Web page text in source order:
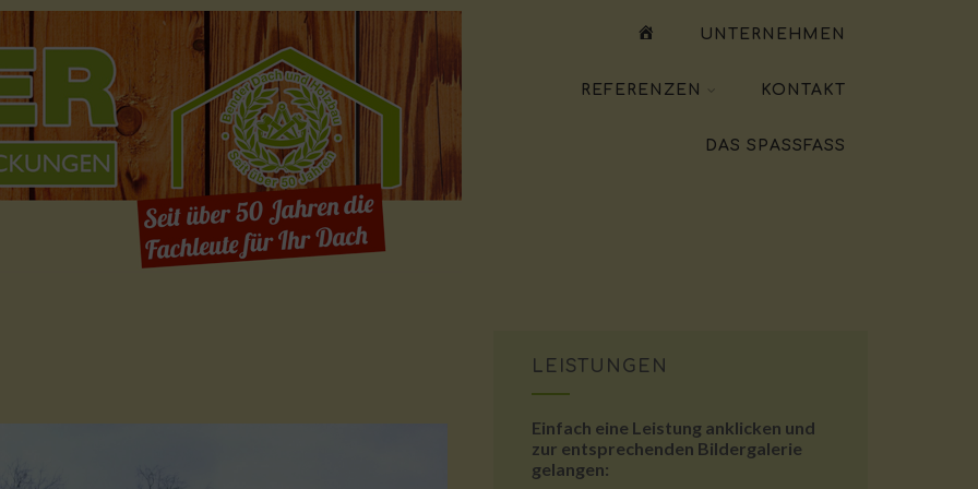
WILLKOMMEN
UNTERNEHMEN
REFERENZEN KONTAKT
DAS SPASSFASS
LEISTUNGEN
Einfach eine Leistung anklicken und
zur entsprechenden Bildergalerie
gelangen: